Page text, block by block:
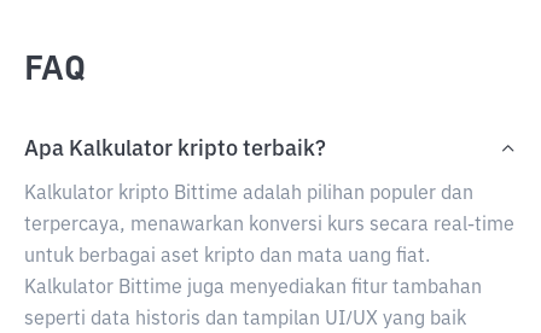
FAQ
Apa Kalkulator kripto terbaik?
Kalkulator kripto Bittime adalah pilihan populer dan
terpercaya, menawarkan konversi kurs secara real-time
untuk berbagai aset kripto dan mata uang fiat.
Kalkulator Bittime juga menyediakan fitur tambahan
seperti data historis dan tampilan UI/UX yang baik